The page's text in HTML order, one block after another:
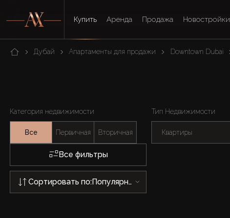
Купить Аренда Продажа Новостройки
Дубай Апартаменты для продажи Downtown Dubai
Категория недвижимости
Все Первичная Вторичная
Тип Недвижимости
Квартиры
Все фильтры
Сортировать по: Популярности